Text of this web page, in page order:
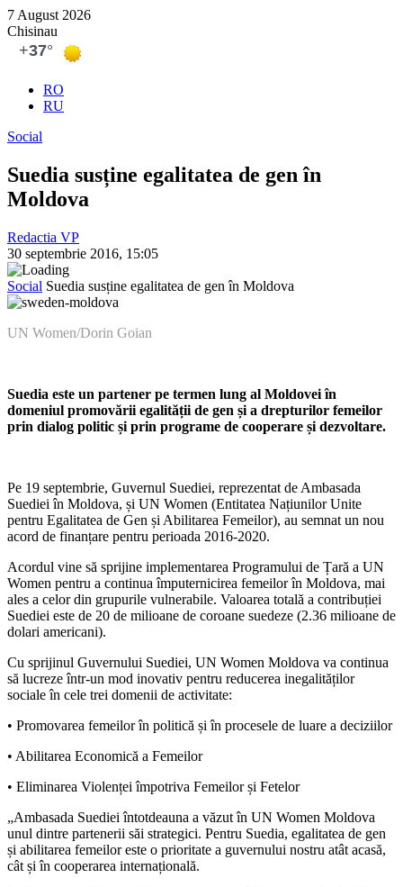
7 August 2026
Chisinau
RO
RU
Social
Suedia susține egalitatea de gen în
Moldova
Redactia VP
30 septembrie 2016, 15:05
Social Suedia susține egalitatea de gen în Moldova
UN Women/Dorin Goian
Suedia este un partener pe termen lung al Moldovei în
domeniul promovării egalității de gen și a drep­turilor femeilor
prin dialog politic și prin programe de cooperare și dezvoltare.
Pe 19 septembrie, Guvernul Suediei, reprezentat de Amba­sada
Suediei în Moldova, și UN Women (Entitatea Națiunilor Unite
pentru Egalitatea de Gen și Abilitarea Femeilor), au sem­nat un nou
acord de finanțare pentru perioada 2016-2020.
Acordul vine să sprijine im­plementarea Programului de Țară a UN
Women pentru a con­tinua împuternicirea femeilor în Moldova, mai
ales a celor din grupurile vulnerabile. Valoarea totală a contribuției
Suediei este de 20 de milioane de coroane suedeze (2.36 milioane de
dolari americani).
Cu sprijinul Guvernului Su­ediei, UN Women Moldova va continua
să lucreze într-un mod inovativ pentru reducerea inegalităților
sociale în cele trei domenii de activitate:
• Promovarea femeilor în po­litică și în procesele de luare a deciziilor
• Abilitarea Economică a Fe­meilor
• Eliminarea Violenței împo­triva Femeilor și Fetelor
„Ambasada Suediei întotdeau­na a văzut în UN Women Moldo­va
unul dintre partenerii săi stra­tegici. Pentru Suedia, egalitatea de gen
și abilitarea femeilor este o prioritate a guvernului nostru atât acasă,
cât și în cooperarea internațională.